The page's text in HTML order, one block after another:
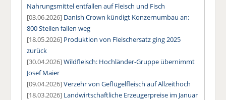
Nahrungsmittel entfallen auf Fleisch und Fisch
[03.06.2026] Danish Crown kündigt Konzernumbau an:
800 Stellen fallen weg
[18.05.2026] Produktion von Fleischersatz ging 2025
zurück
[30.04.2026]Wildfleisch: Hochländer-Gruppe übernimmt
Josef Maier
[09.04.2026]Verzehr von Geflügelfleisch auf Allzeithoch
[18.03.2026] Landwirtschaftliche Erzeugerpreise im Januar